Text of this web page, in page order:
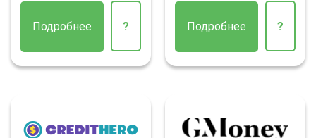
Подробнее ? Подробнее ?